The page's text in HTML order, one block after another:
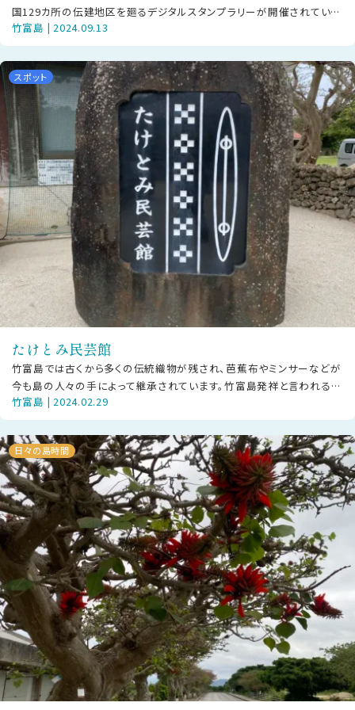
国129カ所の伝建地区を廻るデジタルスタンプラリーが開催されていま
す。竹富島の赤瓦屋根、珊瑚の
竹富島 | 2024.09.13
スポット
たけとみ民芸館
竹富島では古くから多くの伝統織物が残され、芭蕉布やミンサーなどが
今も島の人々の手によって継承されています。竹富島発祥と言われるミ
ンサーを代表するのが、平織の細帯
竹富島 | 2024.02.29
日々の島時間